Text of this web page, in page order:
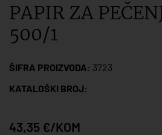
PAPIR ZA
500/1
ŠIFRA PROIZVODA: 3723
KATALOŠKI BROJ:
43,35 €/KOM